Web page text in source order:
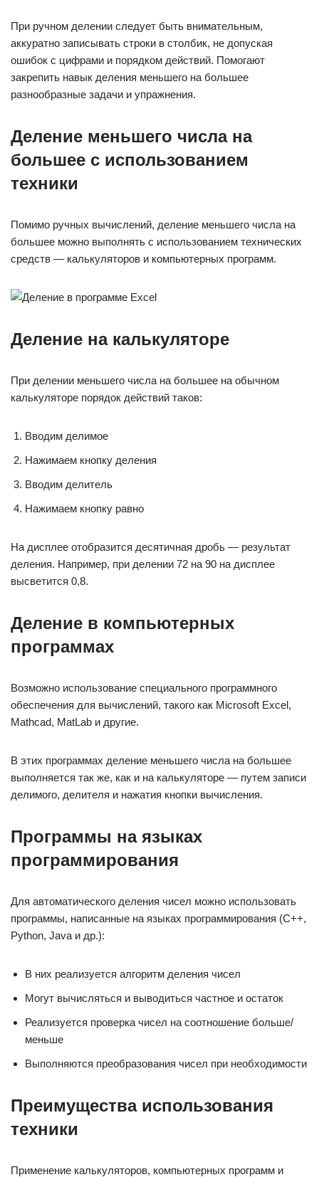
При ручном делении следует быть внимательным,
аккуратно записывать строки в столбик, не допуская
ошибок с цифрами и порядком действий. Помогают
закрепить навык деления меньшего на большее
разнообразные задачи и упражнения.
Деление меньшего числа на
большее с использованием
техники
Помимо ручных вычислений, деление меньшего числа на
большее можно выполнять с использованием технических
средств — калькуляторов и компьютерных программ.
Деление на калькуляторе
При делении меньшего числа на большее на обычном
калькуляторе порядок действий таков:
Вводим делимое
Нажимаем кнопку деления
Вводим делитель
Нажимаем кнопку равно
На дисплее отобразится десятичная дробь — результат
деления. Например, при делении 72 на 90 на дисплее
высветится 0,8.
Деление в компьютерных
программах
Возможно использование специального программного
обеспечения для вычислений, такого как Microsoft Excel,
Mathcad, MatLab и другие.
В этих программах деление меньшего числа на большее
выполняется так же, как и на калькуляторе — путем записи
делимого, делителя и нажатия кнопки вычисления.
Программы на языках
программирования
Для автоматического деления чисел можно использовать
программы, написанные на языках программирования (С++,
Python, Java и др.):
В них реализуется алгоритм деления чисел
Могут вычисляться и выводиться частное и остаток
Реализуется проверка чисел на соотношение больше/
меньше
Выполняются преобразования чисел при необходимости
Преимущества использования
техники
Применение калькуляторов, компьютерных программ и